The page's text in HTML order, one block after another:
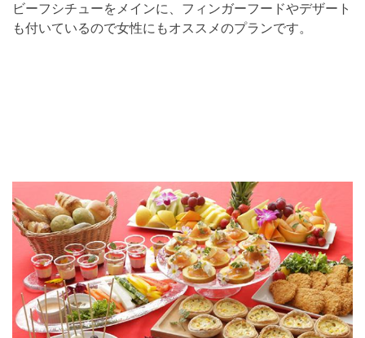
ビーフシチューをメインに、フィンガーフードやデザート
も付いているので女性にもオススメのプランです。